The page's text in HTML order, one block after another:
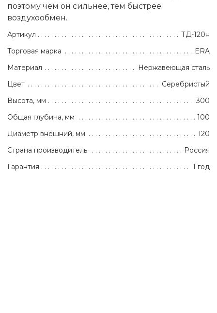
поэтому чем он сильнее, тем быстрее
воздухообмен.
Артикул
ТД-120н
Торговая марка
ERA
Материал
Нержавеющая сталь
Цвет
Серебристый
Высота, мм
300
Общая глубина, мм
100
Диаметр внешний, мм
120
Страна производитель
Россия
Гарантия
1 год